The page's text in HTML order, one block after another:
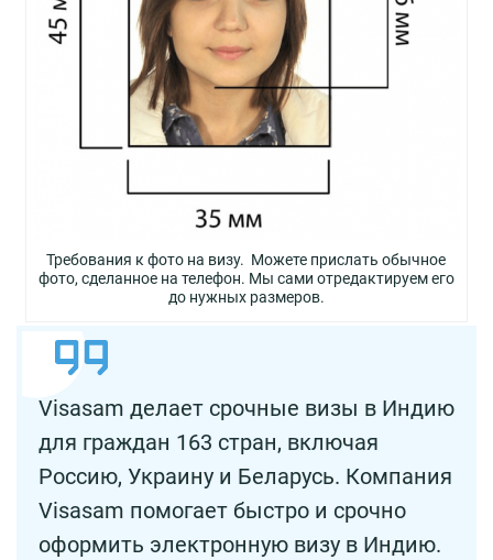
Требования к фото на визу. Можете прислать обычное
фото, сделанное на телефон. Мы сами отредактируем его
до нужных размеров.
Visasam делает срочные визы в Индию
для граждан 163 стран, включая
Россию, Украину и Беларусь. Компания
Visasam помогает быстро и срочно
оформить электронную визу в Индию.